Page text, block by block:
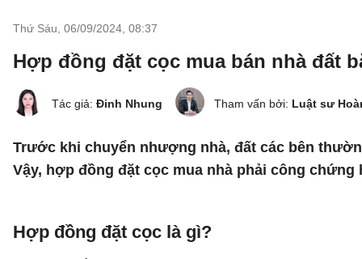
Thứ Sáu, 06/09/2024 08:37
Hợp đồng đặt cọc mua bán nhà đất
Tác giả: Đinh Nhung Tham vấn bởi: Luật sư
Trước khi chuyển nhượng nhà, đất các bên
Vậy, hợp đồng đặt cọc mua nhà phải công
Hợp đồng đặt cọc là gì?